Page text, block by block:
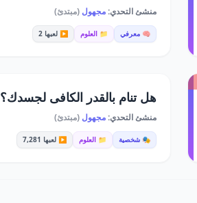
منشئ التحدي:مجهول(مبتدئ)
🧠 معرفي 📁 العلوم ▶️ لعبها 2
هل تنام بالقدر الكافى لجسدك؟
منشئ التحدي:مجهول(مبتدئ)
🎭 شخصية 📁 العلوم ▶️ لعبها 7,281